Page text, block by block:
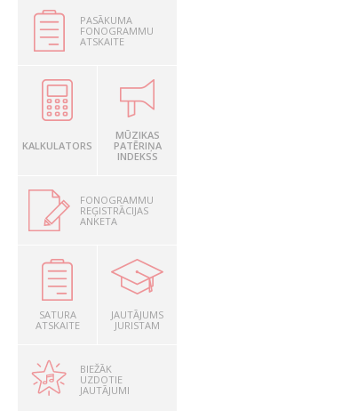
PASĀKUMA
FONOGRAMMU
ATSKAITE
KALKULATORS
MŪZIKAS
PATĒRIŅA
INDEKSS
FONOGRAMMU
REĢISTRĀCIJAS
ANKETA
SATURA
ATSKAITE
JAUTĀJUMS
JURISTAM
BIEŽĀK
UZDOTIE
JAUTĀJUMI